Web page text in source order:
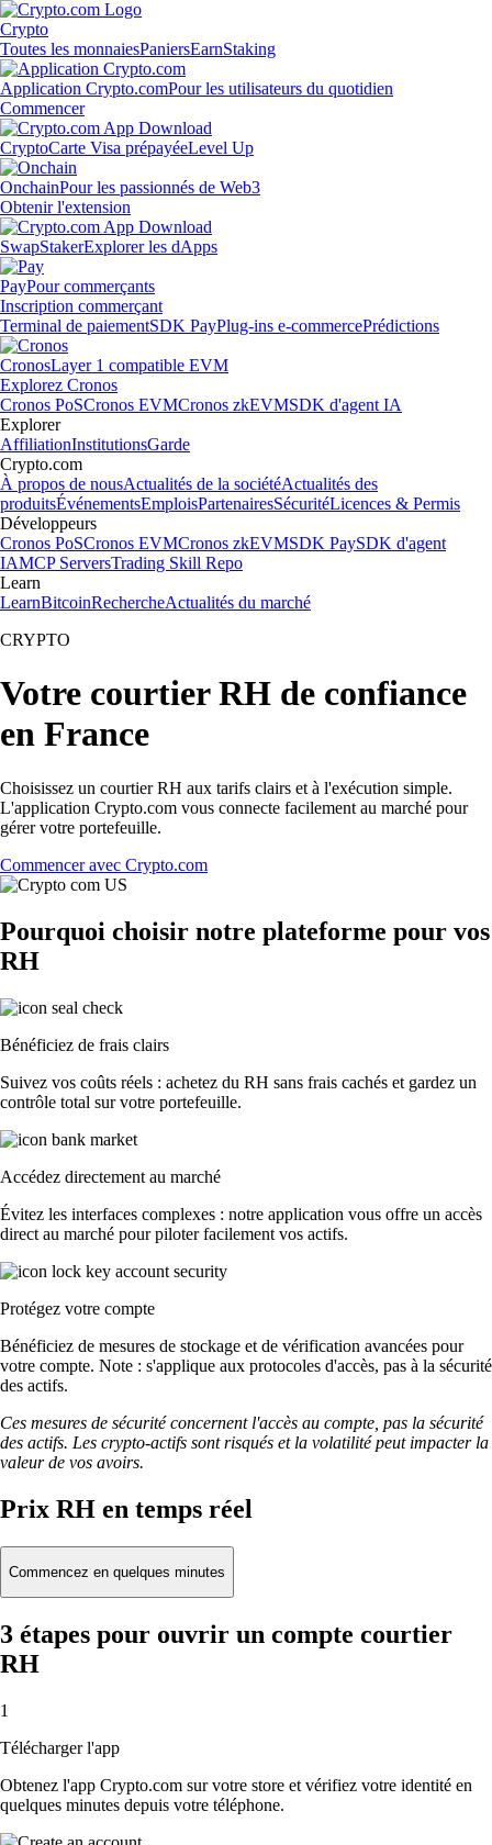
Crypto
Toutes les monnaiesPaniersEarnStaking
Application Crypto.comPour les utilisateurs du quotidien
Commencer
CryptoCarte Visa prépayéeLevel Up
OnchainPour les passionnés de Web3
Obtenir l'extension
SwapStakerExplorer les dApps
PayPour commerçants
Inscription commerçant
Terminal de paiementSDK PayPlug-ins e-commercePrédictions
CronosLayer 1 compatible EVM
Explorez Cronos
Cronos PoSCronos EVMCronos zkEVMSDK d'agent IA
Explorer
AffiliationInstitutionsGarde
Crypto.com
À propos de nousActualités de la sociétéActualités des
produitsÉvénementsEmploisPartenairesSécuritéLicences & Permis
Développeurs
Cronos PoSCronos EVMCronos zkEVMSDK PaySDK d'agent
IAMCP ServersTrading Skill Repo
Learn
LearnBitcoinRechercheActualités du marché
CRYPTO
Votre courtier RH de confiance
en France
Choisissez un courtier RH aux tarifs clairs et à l'exécution simple.
L'application Crypto.com vous connecte facilement au marché pour
gérer votre portefeuille.
Commencer avec Crypto.com
Pourquoi choisir notre plateforme pour vos
RH
Bénéficiez de frais clairs
Suivez vos coûts réels : achetez du RH sans frais cachés et gardez un
contrôle total sur votre portefeuille.
Accédez directement au marché
Évitez les interfaces complexes : notre application vous offre un accès
direct au marché pour piloter facilement vos actifs.
Protégez votre compte
Bénéficiez de mesures de stockage et de vérification avancées pour
votre compte. Note : s'applique aux protocoles d'accès, pas à la sécurité
des actifs.
Ces mesures de sécurité concernent l'accès au compte, pas la sécurité
des actifs. Les crypto-actifs sont risqués et la volatilité peut impacter la
valeur de vos avoirs.
Prix RH en temps réel
Commencez en quelques minutes
3 étapes pour ouvrir un compte courtier
RH
1
Télécharger l'app
Obtenez l'app Crypto.com sur votre store et vérifiez votre identité en
quelques minutes depuis votre téléphone.